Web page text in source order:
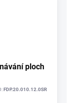
ploch
FDP.20.010.12.0SR